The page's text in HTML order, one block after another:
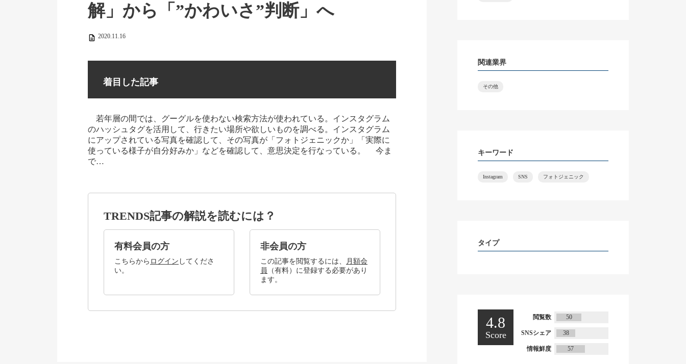
解」から「”かわいさ”判断」へ
2020.11.16
着目した記事
若年層の間では、グーグルを使わない検索方法が使われている。インスタグラム
のハッシュタグを活用して、行きたい場所や欲しいものを調べる。インスタグラム
にアップされている写真を確認して、その写真が「フォトジェニックか」「実際に
使っている様子が自分好みか」などを確認して、意思決定を行なっている。 今ま
で…
TRENDS記事の解説を読むには？
有料会員の方
こちらから ログイン してくださ
い。
非会員の方
この記事を閲覧するには、
月額会
員
（有料）に登録する必要があり
ます。
関連業界
その他
キーワード
Instagram SNS フォトジェニック
タイプ
4.8
Score
閲覧数 50
SNSシェア 38
情報鮮度 57